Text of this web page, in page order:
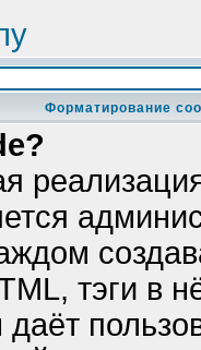
Форматирование
тэги в
даёт